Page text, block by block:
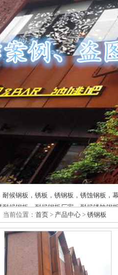
候钢板，锈板，锈钢板，锈蚀钢板，
候钢板，耐候钢板厂家，耐候锈蚀钢
当前位置： 首页 > 产品中心 > 锈钢板